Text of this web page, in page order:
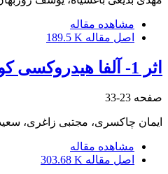
مشاهده مقاله
اصل مقاله 189.5 K
اثر 1- آلفا هیدروکسی کوله¬کلسیفرول بر روی عملکرد جوجه¬های گوشتی
صفحه 23-33
ایمان چاکسری، مجتبی زاغری،
مشاهده مقاله
اصل مقاله 303.68 K